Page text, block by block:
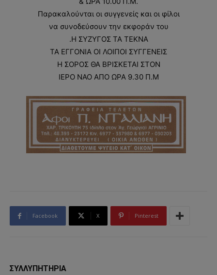
Παρακαλούνται οι συγγενείς και οι φίλοι
να συνοδεύσουν την εκφοράν του
.Η ΣΥΖΥΓΟΣ ΤΑ ΤΕΚΝΑ
ΤΑ ΕΓΓΟΝΙΑ ΟΙ ΛΟΙΠΟΙ ΣΥΓΓΕΝΕΙΣ
Η ΣΟΡΟΣ ΘΑ ΒΡΙΣΚΕΤΑΙ ΣΤΟΝ
ΙΕΡΟ ΝΑΟ ΑΠΟ ΩΡΑ 9.30 Π.Μ
Facebook X Pinterest
ΣΥΛΛΥΠΗΤΗΡΙΑ